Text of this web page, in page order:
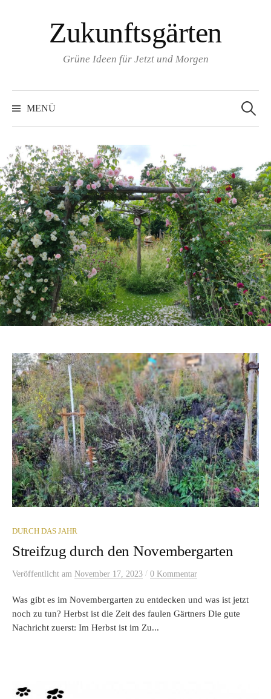
überspringenZukunftsgärten
Grüne Ideen für Jetzt und Morgen
MENÜ
nach:
DURCH DAS JAHR
Streifzug durch den Novembergarten
Veröffentlicht am November 17, 2023 / 0 Kommentar
Was gibt es im Novembergarten zu entdecken und was ist jetzt
noch zu tun? Herbst ist die Zeit des faulen Gärtners Die gute
Nachricht zuerst: Im Herbst ist im Zu...